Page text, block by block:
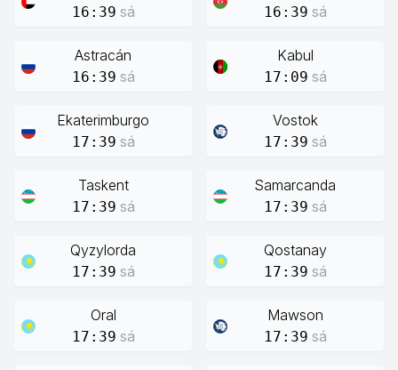
16:39 sá 16:39 sá
Astracán
16:39 sá
Kabul
17:09 sá
Ekaterimburgo
17:39 sá
Vostok
17:39 sá
Taskent
17:39 sá
Samarcanda
17:39 sá
Qyzylorda
17:39 sá
Qostanay
17:39 sá
Oral
17:39 sá
Mawson
17:39 sá